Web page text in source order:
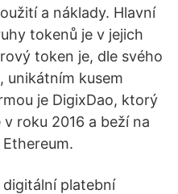
a náklady. Hlavní
tokenů je v jejich
token je, dle svého
unikátním kusem
je DigixDao, ktorý
roku 2016 a beží na
platební